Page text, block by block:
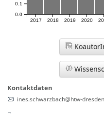
2017 2018 2019 2020
0.0
0.1
Kontaktdaten
ines.schwarzbach@htw-